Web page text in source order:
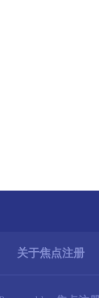
关于焦点注册